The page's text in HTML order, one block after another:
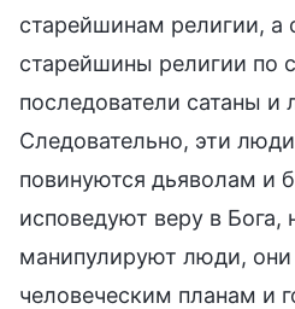
старейшинам религии, а
старейшины религии по
последователи сатаны и
Следовательно, эти
повинуются дьяволам и
исповедуют веру в Бога,
манипулируют люди, они
человеческим планам и